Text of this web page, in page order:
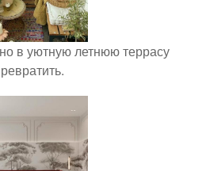
в уютную летнюю террасу